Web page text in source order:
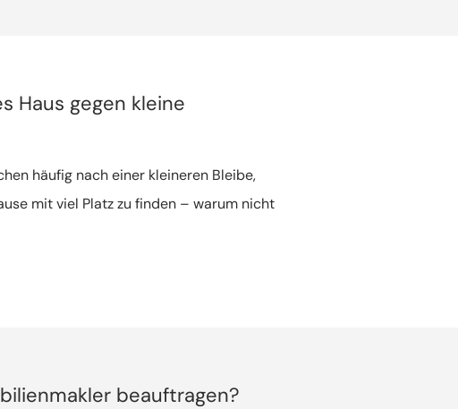
Haus gegen kleine
häufig nach einer kleineren Bleibe,
mit viel Platz zu finden – warum nicht
beauftragen?